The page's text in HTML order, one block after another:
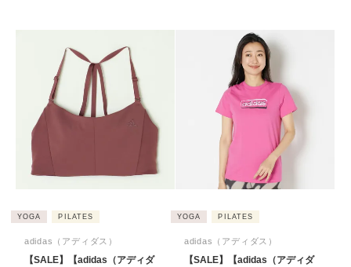
YOGA PILATES
adidas（アディダス）
【SALE】【adidas（アディダ
YOGA PILATES
adidas（アディダス）
【SALE】【adidas（アディダ